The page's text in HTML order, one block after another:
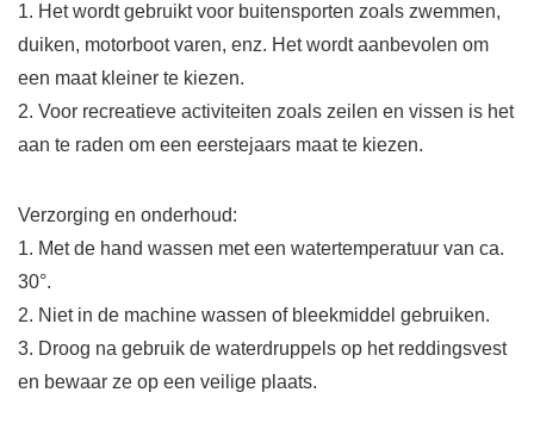
1. Het wordt gebruikt voor buitensporten zoals zwemmen,
duiken, motorboot varen, enz. Het wordt aanbevolen om
een ​​maat kleiner te kiezen.
2. Voor recreatieve activiteiten zoals zeilen en vissen is het
aan te raden om een ​​eerstejaars maat te kiezen.
Verzorging en onderhoud:
1. Met de hand wassen met een watertemperatuur van ca.
30°.
2. Niet in de machine wassen of bleekmiddel gebruiken.
3. Droog na gebruik de waterdruppels op het reddingsvest
en bewaar ze op een veilige plaats.